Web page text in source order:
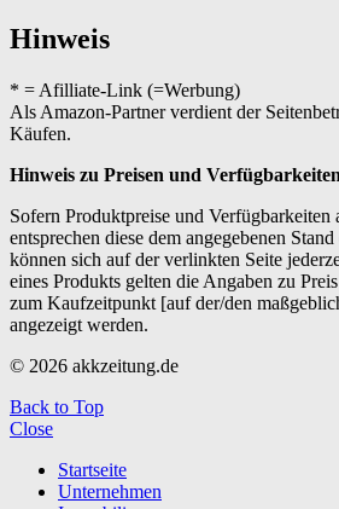
Hinweis
* = Afilliate-Link (=Werbung)
Als Amazon-Partner verdient der
Käufen.
Hinweis zu Preisen und Verfügbarkeiten
Sofern Produktpreise und Verfügbarkeiten
entsprechen diese dem angegebenen
können sich auf der verlinkten Seite
eines Produkts gelten die Angaben zu
zum Kaufzeitpunkt [auf der/den
angezeigt werden.
© 2026 akkzeitung.de
Back to Top
Close
Startseite
Unternehmen